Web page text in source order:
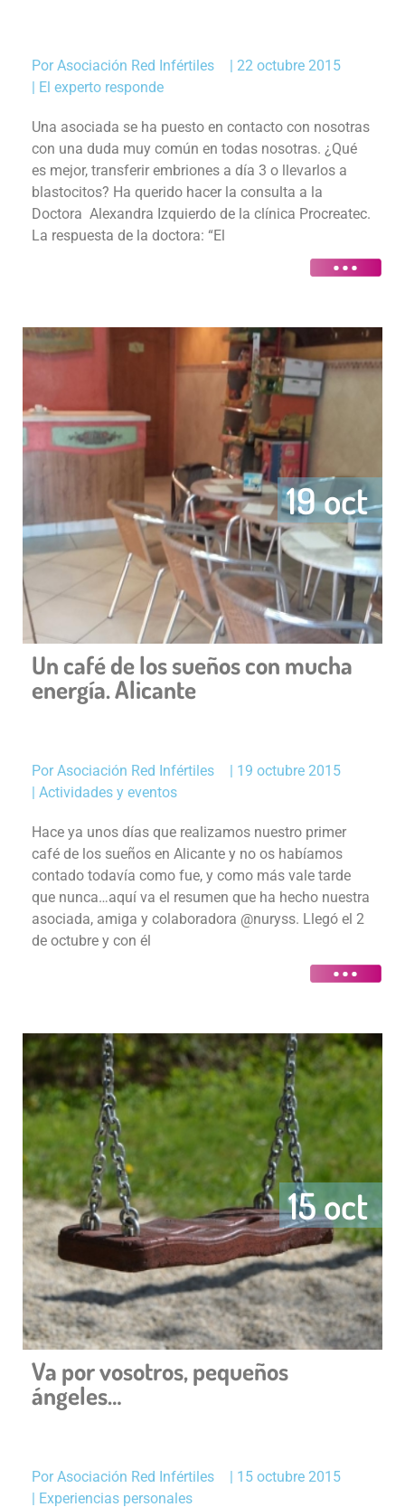
PorAsociación Red Infértiles | 22 octubre 2015
| El experto responde
Una asociada se ha puesto en contacto con nosotras
con una duda muy común en todas nosotras. ¿Qué
es mejor, transferir embriones a día 3 o llevarlos a
blastocitos? Ha querido hacer la consulta a la
Doctora Alexandra Izquierdo de la clínica Procreatec.
La respuesta de la doctora: “El
19 oct
Un café de los sueños con mucha
energía. Alicante
PorAsociación Red Infértiles
19 octubre 2015
Actividades y eventos
Hace ya unos días que realizamos nuestro primer
café de los sueños en Alicante y no os habíamos
contado todavía como fue, y como más vale tarde
que nunca…aquí va el resumen que ha hecho nuestra
asociada, amiga y colaboradora @nuryss. Llegó el 2
de octubre y con él
15 oct
Va por vosotros, pequeños
ángeles…
PorAsociación Red Infértiles | 15 octubre 2015
| Experiencias personales